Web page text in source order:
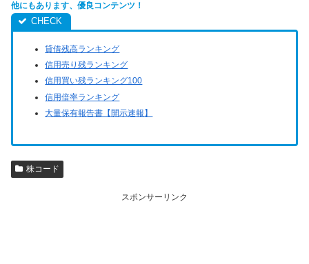
他にもあります、優良コンテンツ！
貸借残高ランキング
信用売り残ランキング
信用買い残ランキング100
信用倍率ランキング
大量保有報告書【開示速報】
株コード
スポンサーリンク